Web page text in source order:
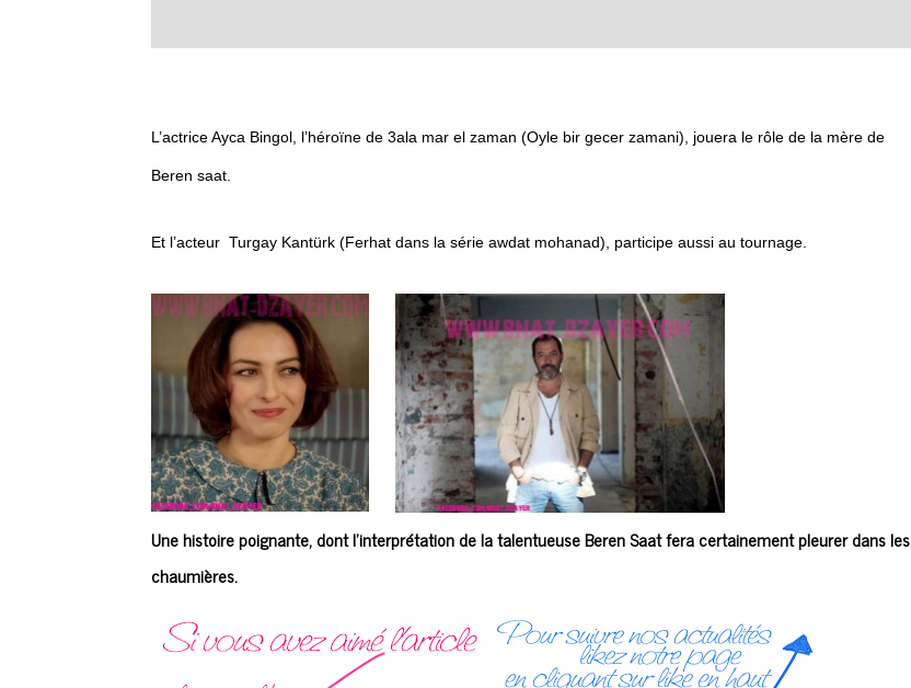
L’actrice Ayca Bingol, l’héroïne de 3ala mar el zaman (Oyle bir gecer zamani), jouera le rôle de la mère de
Beren saat.
Et l’acteur Turgay Kantürk (Ferhat dans la série awdat mohanad), participe aussi au tournage.
Une histoire poignante, dont l’interprétation de la talentueuse Beren Saat fera certainement pleurer dans les
chaumières.